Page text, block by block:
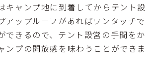
キャンプ地に到着してからテント設
アップルーフがあればワンタッチで
できるので、テント設営の手間をか
ンプの開放感を味わうことができま